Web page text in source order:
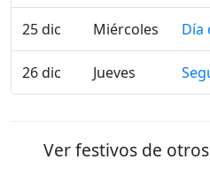
25 dic Miércoles Día
26 dic Jueves
Ver festivos de